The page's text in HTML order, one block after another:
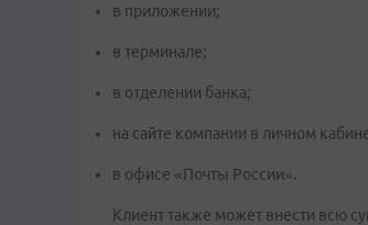
в приложении;
в терминале;
в отделении банка;
на сайте компании в личном
в офисе «Почты России».
Клиент также может внести всю